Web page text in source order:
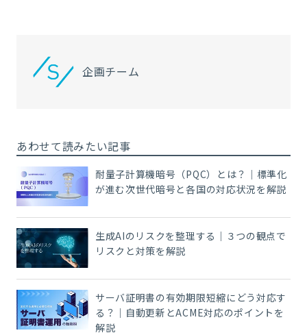
企画チーム
あわせて読みたい記事
耐量子計算機暗号（PQC）とは？｜標準化
が進む次世代暗号と各国の対応状況を解説
生成AIのリスクを整理する｜３つの観点で
リスクと対策を解説
サーバ証明書の有効期限短縮にどう対応す
る？｜自動更新とACME対応のポイントを
解説